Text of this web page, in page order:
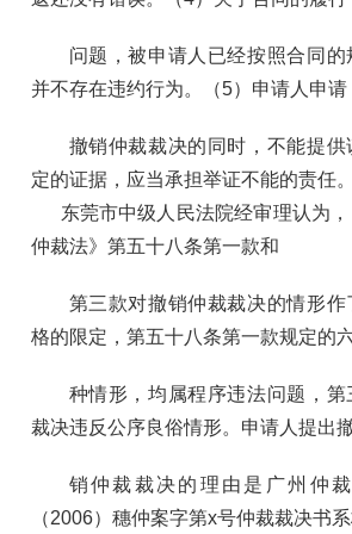
问题，被申请人已经按照合同的
并不存在违约行为。（5）申请人申请
撤销仲裁裁决的同时，不能提
定的证据，应当承担举证不能的责任。
东莞市中级人民法院经审理认为，
仲裁法》第五十八条第一款和
第三款对撤销仲裁裁决的情形
格的限定，第五十八条第一款规定的
种情形，均属程序违法问题，
裁决违反公序良俗情形。申请人提出
销仲裁裁决的理由是广州仲
（2006）穗仲案字第x号仲裁裁决书